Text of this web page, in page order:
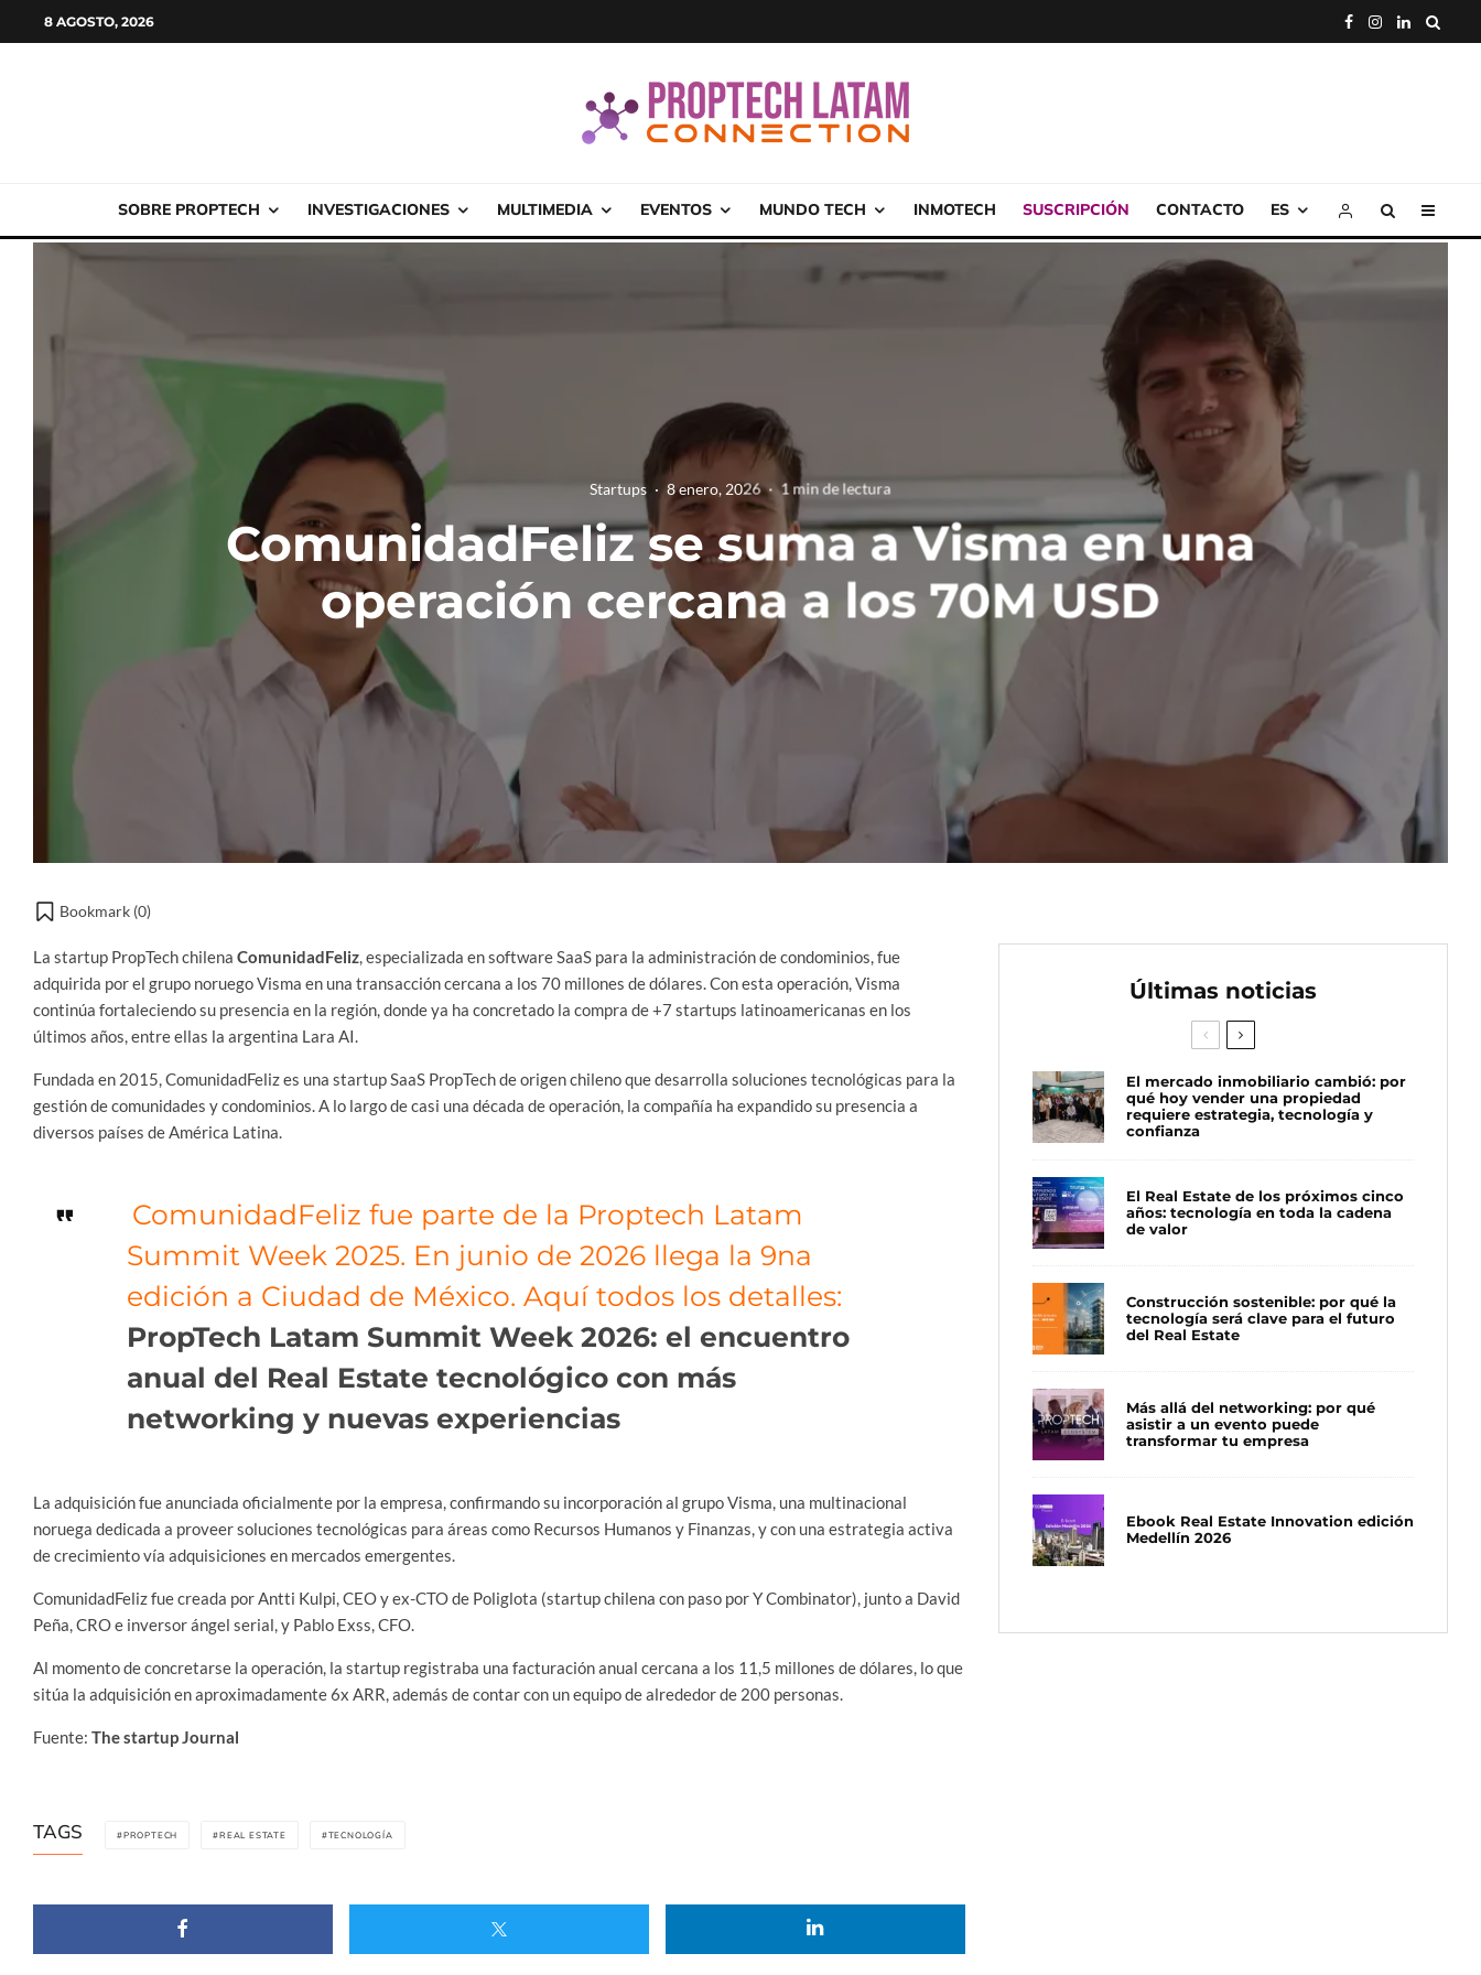
8 AGOSTO, 2026
SOBRE PROPTECH INVESTIGACIONES MULTIMEDIA EVENTOS MUNDO TECH INMOTECH SUSCRIPCIÓN CONTACTO ES
Startups · 8 enero, 2026 · 1 min de lectura
ComunidadFeliz se suma a Visma en una
operación cercana a los 70M USD
Bookmark (0)
La startup PropTech chilena ComunidadFeliz, especializada en software SaaS para la administración de condominios, fue
adquirida por el grupo noruego Visma en una transacción cercana a los 70 millones de dólares. Con esta operación, Visma
continúa fortaleciendo su presencia en la región, donde ya ha concretado la compra de +7 startups latinoamericanas en los
últimos años, entre ellas la argentina Lara AI.
Fundada en 2015, ComunidadFeliz es una startup SaaS PropTech de origen chileno que desarrolla soluciones tecnológicas para la
gestión de comunidades y condominios. A lo largo de casi una década de operación, la compañía ha expandido su presencia a
diversos países de América Latina.
ComunidadFeliz fue parte de la Proptech Latam
Summit Week 2025. En junio de 2026 llega la 9na
edición a Ciudad de México. Aquí todos los detalles:
PropTech Latam Summit Week 2026: el encuentro
anual del Real Estate tecnológico con más
networking y nuevas experiencias
La adquisición fue anunciada oficialmente por la empresa, confirmando su incorporación al grupo Visma, una multinacional
noruega dedicada a proveer soluciones tecnológicas para áreas como Recursos Humanos y Finanzas, y con una estrategia activa
de crecimiento vía adquisiciones en mercados emergentes.
ComunidadFeliz fue creada por Antti Kulpi, CEO y ex-CTO de Poliglota (startup chilena con paso por Y Combinator), junto a David
Peña, CRO e inversor ángel serial, y Pablo Exss, CFO.
Al momento de concretarse la operación, la startup registraba una facturación anual cercana a los 11,5 millones de dólares, lo que
sitúa la adquisición en aproximadamente 6x ARR, además de contar con un equipo de alrededor de 200 personas.
Fuente: The startup Journal
TAGS PROPTECH REAL ESTATE TECNOLOGÍA
Últimas noticias
El mercado inmobiliario cambió: por
qué hoy vender una propiedad
requiere estrategia, tecnología y
confianza
El Real Estate de los próximos cinco
años: tecnología en toda la cadena
de valor
Construcción sostenible: por qué la
tecnología será clave para el futuro
del Real Estate
Más allá del networking: por qué
asistir a un evento puede
transformar tu empresa
Ebook Real Estate Innovation edición
Medellín 2026